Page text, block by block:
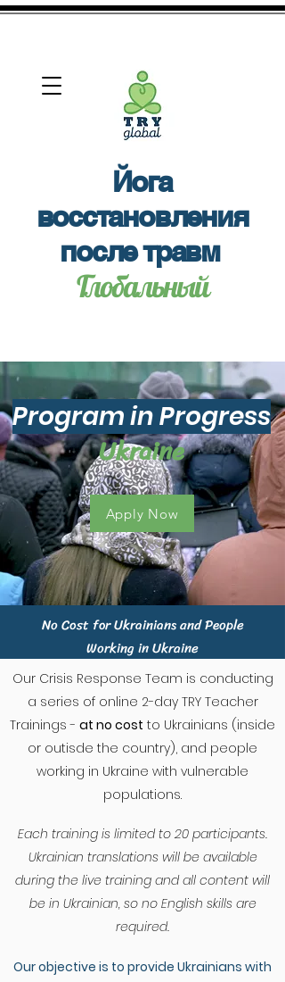
Йога
восстановления
после травм
Глобальный
Program in Progress
Ukraine
Apply Now
No Cost for Ukrainians and People
Working in Ukraine
Our Crisis Response Team is conducting
a series of online 2-day TRY Teacher
Trainings - at no cost to Ukrainians (inside
or outisde the country), and people
working in Ukraine with vulnerable
populations.
Each training is limited to 20 participants.
Ukrainian translations will be available
during the live training and all content will
be in Ukrainian, so no English skills are
required.
Our objective is to provide Ukrainians with